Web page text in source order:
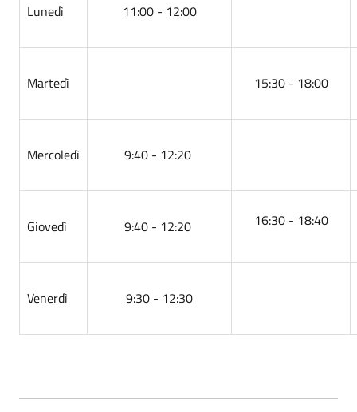
Lunedì 11:00 - 12:00
Martedì 15:30 - 18:00
Mercoledì 9:40 - 12:20
Giovedì 9:40 - 12:20 16:30 - 18:40
Venerdì 9:30 - 12:30